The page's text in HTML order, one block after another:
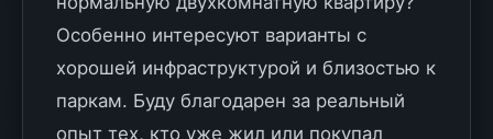
Особенно интересуют варианты с
хорошей инфраструктурой и близостью к
паркам. Буду благодарен за реальный
опыт тех, кто уже жил или покупал